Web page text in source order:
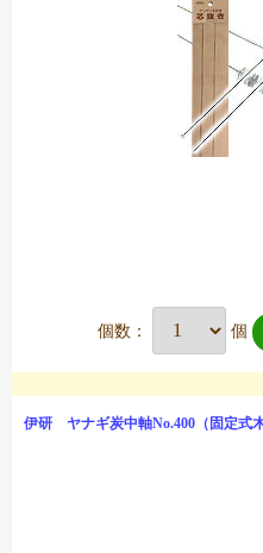
個数： 個
伊研 ヤナギ炭中軸No.400（固定式